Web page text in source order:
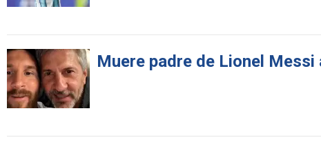
Muere padre de Lionel